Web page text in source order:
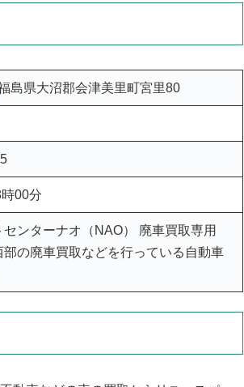
島県大沼郡会津美里町宮里80
00分
センターナオ（NAO） 廃車買取専用
部の廃車買取などを行っている自動車